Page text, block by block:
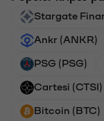
Stargate
Ankr (ANKR)
PSG (PSG)
Cartesi (CTSI)
Bitcoin (BTC)